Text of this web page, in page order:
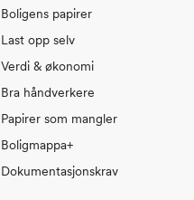
Boligens papirer
Last opp selv
Verdi & økonomi
Bra håndverkere
Papirer som mangler
Boligmappa+
Dokumentasjonskrav